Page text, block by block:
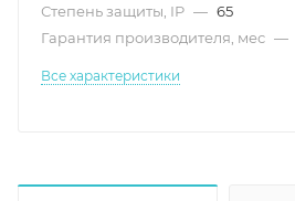
Степень защиты, IP — 65
Гарантия производителя, мес —
Все характеристики